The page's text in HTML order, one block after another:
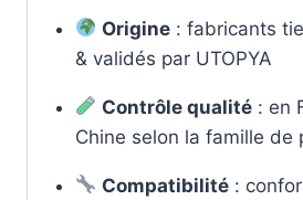
Origine: fabricants
& validés par UTOPYA
Contrôle qualité: en
Chine selon la famille de
Compatibilité: